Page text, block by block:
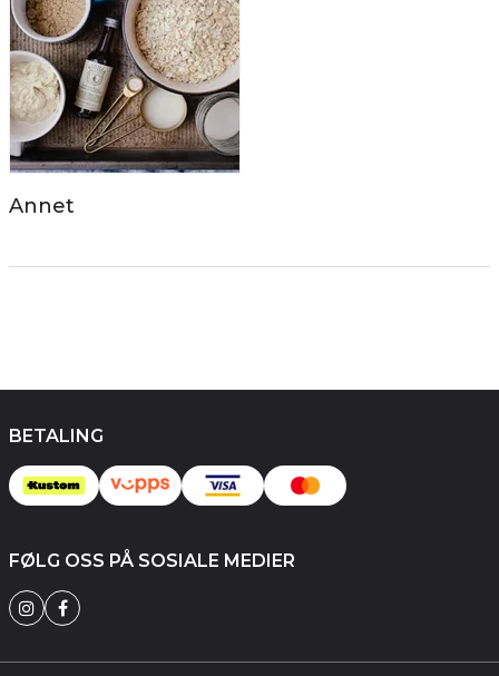
Annet
BETALING
FØLG OSS PÅ SOSIALE MEDIER